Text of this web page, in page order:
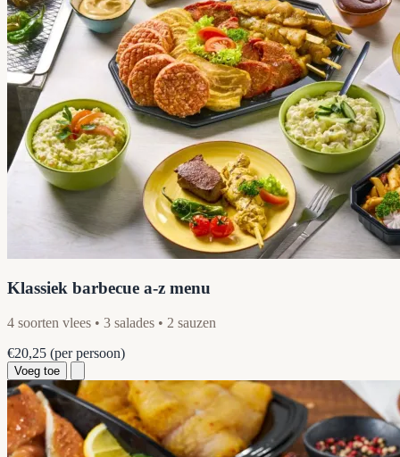
Klassiek barbecue a-z menu
4 soorten vlees • 3 salades • 2 sauzen
€20,25 (per persoon)
Voeg toe